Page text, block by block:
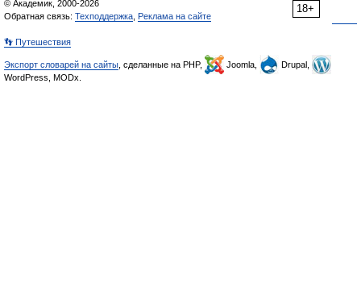
18+
© Академик, 2000-2026
Обратная связь: Техподдержка Реклама на сайте
👣 Путешествия
Экспорт словарей на сайты , сделанные на PHP, Joomla,
Drupal,
WordPress, MODx.